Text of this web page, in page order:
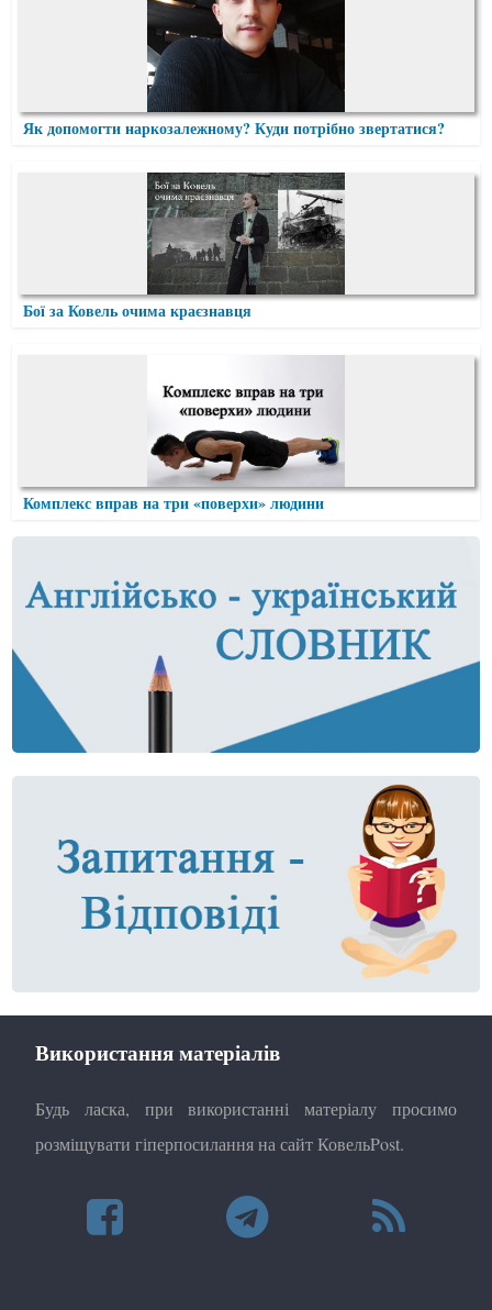
Як допомогти наркозалежному? Куди потрібно звертатися?
Бої за Ковель очима краєзнавця
Комплекс вправ на три «поверхи» людини
Використання матеріалів
Будь ласка, при використанні матеріалу просимо
розміщувати гіперпосилання на сайт КовельPost.